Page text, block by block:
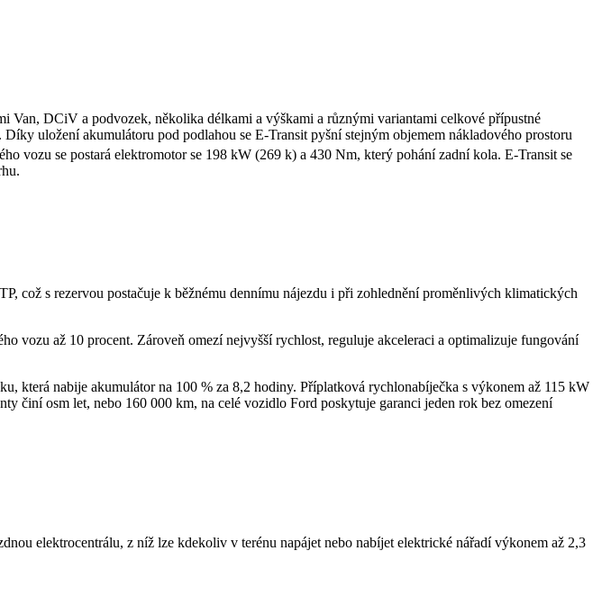
Van, DCiV a podvozek, několika délkami a výškami a různými variantami celkové přípustné
uložení akumulátoru pod podlahou se E-Transit pyšní stejným objemem nákladového prostoru
vozu se postará elektromotor se 198 kW (269 k) a 430 Nm, který pohání zadní kola. E-Transit se
což s rezervou postačuje k běžnému dennímu nájezdu i při zohlednění proměnlivých klimatických
vozu až 10 procent. Zároveň omezí nejvyšší rychlost, reguluje akceleraci a optimalizuje fungování
která nabije akumulátor na 100 % za 8,2 hodiny. Příplatková rychlonabíječka s výkonem až 115 kW
činí osm let, nebo 160 000 km, na celé vozidlo Ford poskytuje garanci jeden rok bez omezení
elektrocentrálu, z níž lze kdekoliv v terénu napájet nebo nabíjet elektrické nářadí výkonem až 2,3